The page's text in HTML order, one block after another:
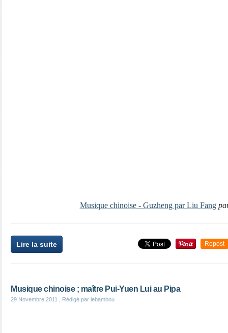
Musique chinoise - Guzheng par Liu Fang
Lire la suite Repost
Musique chinoise ; maître Pui-Yuen Lui au Pipa
29 Novembre 2011 , Rédigé par lebambou